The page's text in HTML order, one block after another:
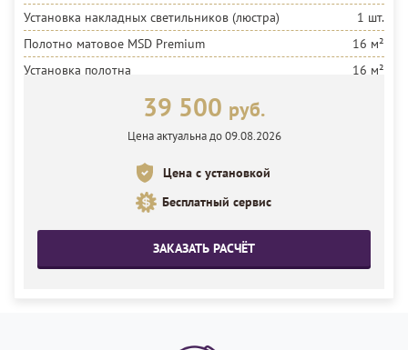
Установка накладных светильников (люстра)
1 шт.
Полотно матовое MSD Premium
16 м²
Установка полотна
16 м²
39 500 руб.
Цена актуальна до 09.08.2026
Цена с установкой
Бесплатный сервис
ЗАКАЗАТЬ РАСЧЁТ